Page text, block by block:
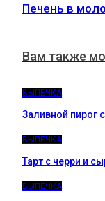
Печень в
Вам также
ВЫПЕЧКА
Заливной пирог
ВЫПЕЧКА
Тарт с черри и
ВЫПЕЧКА